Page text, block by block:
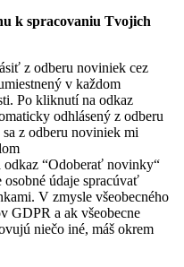
k spracovaniu Tvojich
z odberu noviniek cez
v každom
Po kliknutí na odkaz
odhlásený z odberu
z odberu noviniek mi
“Odoberať novinky“
údaje spracúvať
V zmysle všeobecného
GDPR a ak všeobecne
niečo iné, máš okrem